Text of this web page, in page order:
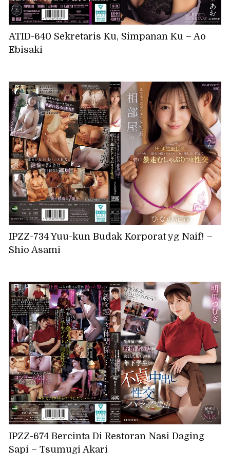
ATID-640 Sekretaris Ku, Simpanan Ku – Ao
Ebisaki
IPZZ-734 Yuu-kun Budak Korporat yg Naif! –
Shio Asami
IPZZ-674 Bercinta Di Restoran Nasi Daging
Sapi – Tsumugi Akari